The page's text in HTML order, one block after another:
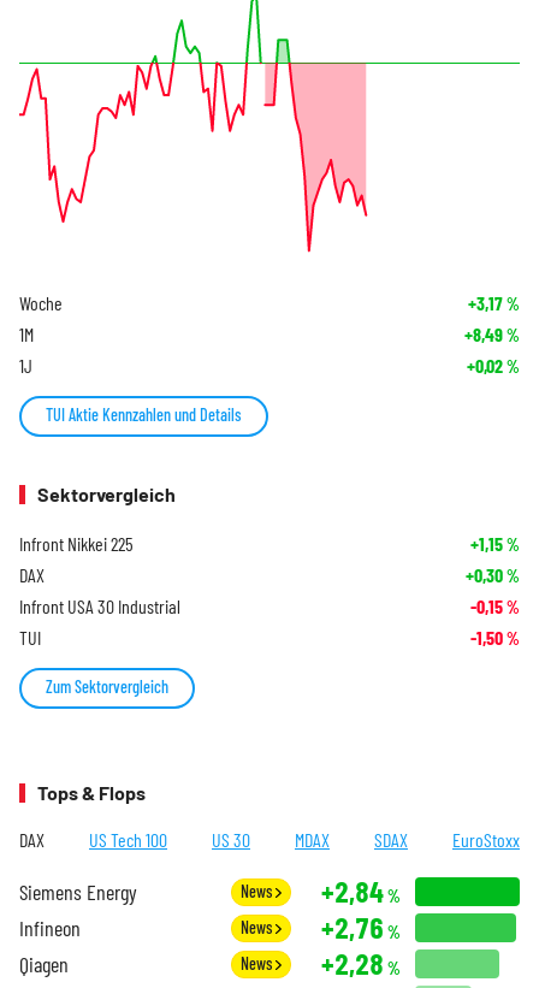
Woche +3,17%
1M +8,49%
1J +0,02%
TUI Aktie Kennzahlen und Details
Sektorvergleich
Infront Nikkei 225 +1,15%
DAX +0,30%
Infront USA 30 Industrial -0,15%
TUI -1,50%
Zum Sektorvergleich
Tops & Flops
DAX US Tech 100 US 30 MDAX SDAX EuroStoxx
Siemens Energy News +2,84%
Infineon News +2,76 %
Qiagen News +2,28 %